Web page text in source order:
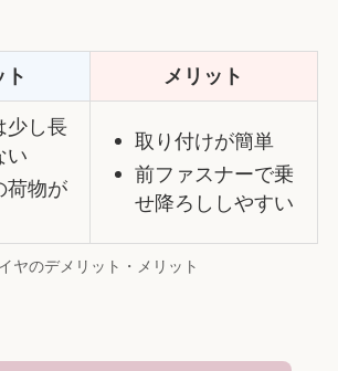
ト メリット
少し長
い
荷物が
取り付けが簡単
前ファスナーで乗
せ降ろししやすい
ヤのデメリット・メリット